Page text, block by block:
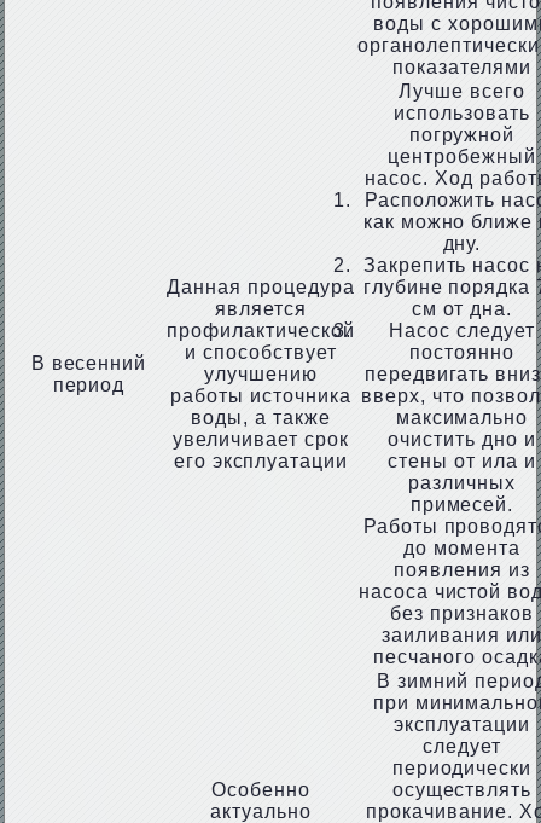
воды с
показателями
В весенний
период
Данная процедура
является
профилактической
и способствует
улучшению
работы источника
воды, а также
увеличивает срок
его эксплуатации
Лучше всего
использовать
погружной
центробежный
насос. Ход
Расположить
как можно ближе
дну.
Закрепить насос
глубине порядка
см от дна.
Насос следует
постоянно
передвигать
вверх, что
максимально
очистить дно и
стены от ила и
различных
примесей.
Работы
до момента
появления из
насоса чистой
без признаков
заиливания или
песчаного
Особенно
актуально
В зимний
при
эксплуатации
следует
периодически
осуществлять
прокачивание.